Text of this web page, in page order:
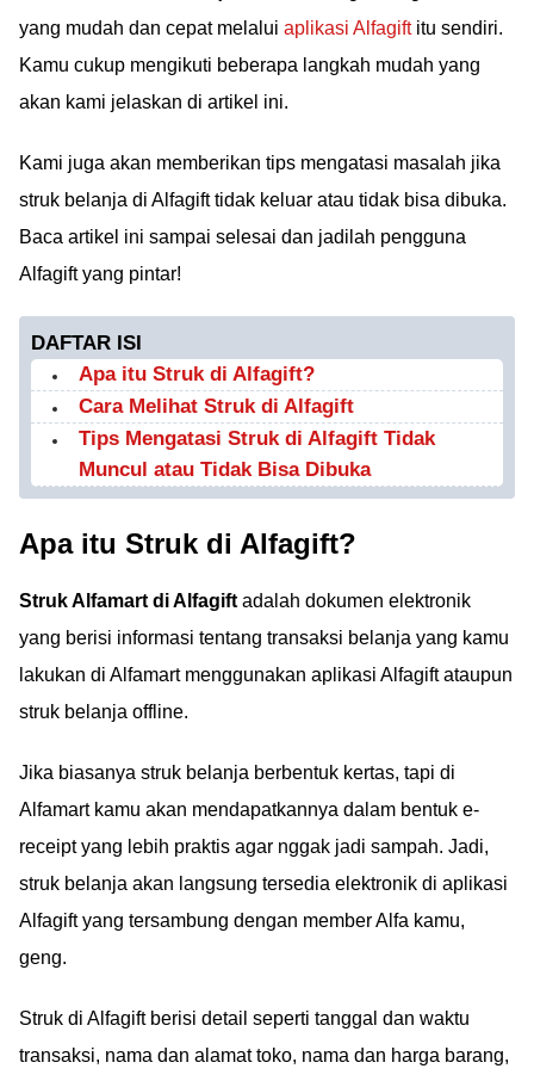
yang mudah dan cepat melalui aplikasi Alfagiftitu sendiri.
Kamu cukup mengikuti beberapa langkah mudah yang
akan kami jelaskan di artikel ini.
Kami juga akan memberikan tips mengatasi masalah jika
struk belanja di Alfagift tidak keluar atau tidak bisa dibuka.
Baca artikel ini sampai selesai dan jadilah pengguna
Alfagift yang pintar!
DAFTAR ISI
Apa itu Struk di Alfagift?
Cara Melihat Struk di Alfagift
Tips Mengatasi Struk di Alfagift Tidak
Muncul atau Tidak Bisa Dibuka
Apa itu Struk di Alfagift?
Struk Alfamart di Alfagift adalah dokumen elektronik
yang berisi informasi tentang transaksi belanja yang kamu
lakukan di Alfamart menggunakan aplikasi Alfagift ataupun
struk belanja offline.
Jika biasanya struk belanja berbentuk kertas, tapi di
Alfamart kamu akan mendapatkannya dalam bentuk e-
receipt yang lebih praktis agar nggak jadi sampah. Jadi,
struk belanja akan langsung tersedia elektronik di aplikasi
Alfagift yang tersambung dengan member Alfa kamu,
geng.
Struk di Alfagift berisi detail seperti tanggal dan waktu
transaksi, nama dan alamat toko, nama dan harga barang,